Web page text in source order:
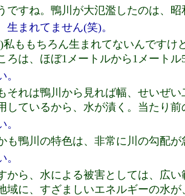
ですね。鴨川が大氾濫したのは、
生まれてません(笑)。
私ももちろん生まれてないんですけ
ろは、ほぼ1メートルから1メート
。
それは鴨川から見れば幅、せいぜ
しているから、水が漬く。当たり
。
も鴨川の特色は、非常に川の勾配
。
から、水による被害としては、広
域に、すざましいエネルギーの水